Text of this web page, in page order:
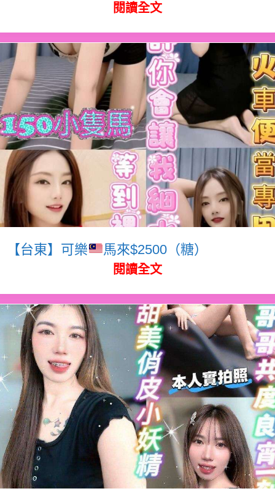
閱讀全文
【台東】可樂 馬來$2500（糖）
閱讀全文